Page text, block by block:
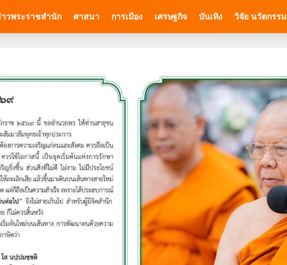
วพระราชสำนัก ศาสนา การเมือง เศรษฐกิจ บันเทิง วิจัย นวัตกรรม